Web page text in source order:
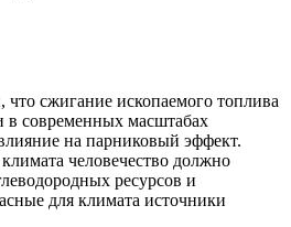
что сжигание ископаемого топлива
в современных масштабах
на парниковый эффект.
человечество должно
ресурсов и
для климата источники